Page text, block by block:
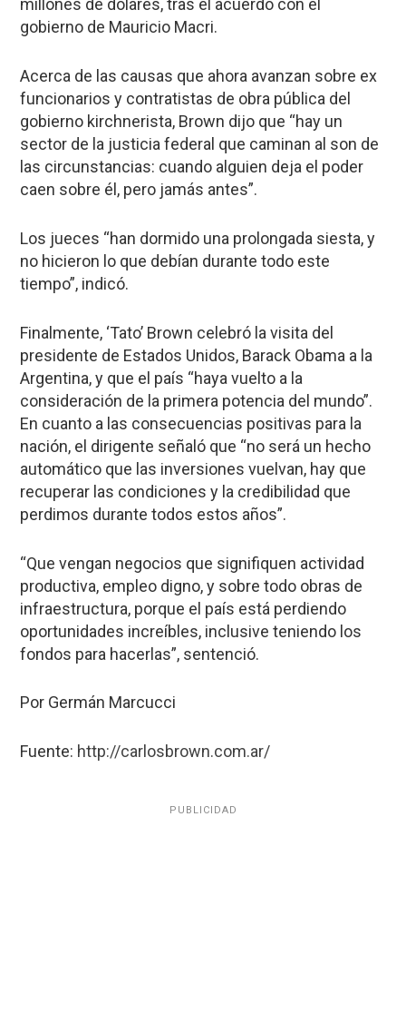
millones de dólares, tras el acuerdo con el
gobierno de Mauricio Macri.
Acerca de las causas que ahora avanzan sobre ex
funcionarios y contratistas de obra pública del
gobierno kirchnerista, Brown dijo que “hay un
sector de la justicia federal que caminan al son de
las circunstancias: cuando alguien deja el poder
caen sobre él, pero jamás antes”.
Los jueces “han dormido una prolongada siesta, y
no hicieron lo que debían durante todo este
tiempo”, indicó.
Finalmente, ‘Tato’ Brown celebró la visita del
presidente de Estados Unidos, Barack Obama a la
Argentina, y que el país “haya vuelto a la
consideración de la primera potencia del mundo”.
En cuanto a las consecuencias positivas para la
nación, el dirigente señaló que “no será un hecho
automático que las inversiones vuelvan, hay que
recuperar las condiciones y la credibilidad que
perdimos durante todos estos años”.
“Que vengan negocios que signifiquen actividad
productiva, empleo digno, y sobre todo obras de
infraestructura, porque el país está perdiendo
oportunidades increíbles, inclusive teniendo los
fondos para hacerlas”, sentenció.
Por Germán Marcucci
Fuente: http://carlosbrown.com.ar/
PUBLICIDAD